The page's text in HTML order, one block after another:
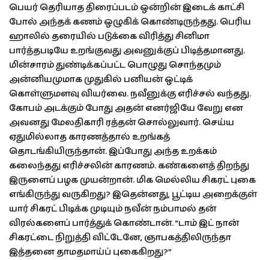
பெயர் தெரியாத திரைப்படம் ஒன்றின் இடைக் காட்சி
போல் அந்தக் கணம் ஒழுகிக் கொண்டிருந்தது. பெரிய
ஹாலில் தரையில் படுக்கை விரித்து சினிமா
பார்த்தபடியே உறங்குவது அவனுக்குப் பிடித்தமானது.
மின்சாரம் துண்டிக்கப்பட்ட பொழுது சொந்தமும்
அன்னியமுமாக முதுகில் பனியன் ஒட்டிக்
கொள்ளுமளவு வியர்வை. நவீனுக்கு எரிச்சல் வந்தது.
கோபம் அடக்கும் போது அதன் எனர்ஜியே வேறு என
அவனது மேலதிகாரி ரத்தன் சொல்லுவார். செய்ய
ஏதுமில்லாத காரணத்தால் உறங்கத்
தொடங்கியிருந்தான். இப்போது அந்த உறக்கம்
கலைந்தது எரிச்சலின் காரணம். கண்களைத் திறந்து
இருளைப் பழக முயன்றான். மிக மெல்லிய சிகரட் புகை
எங்கிருந்து வருகிறது? இதென்னது, பூட்டிய அறைக்குள்
யார் சிகரட் பிடிக்க முடியும் நவீன் நம்பாமல் தன்
விரல்களைப் பார்த்துக் கொண்டான். “டாம் இட் நான்
சிகரட்டை நிறுத்தி விட்டேனே, ஞாபகத்திலிருந்தா
இத்தனை தாமதமாய்ப் புகைகிறது?”